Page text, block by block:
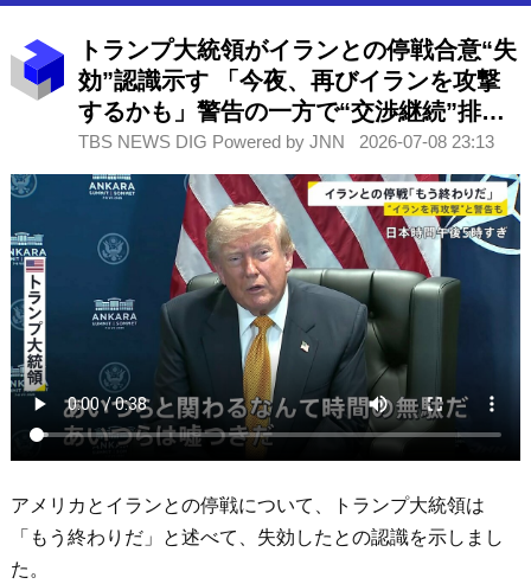
トランプ大統領がイランとの停戦合意“失
効”認識示す 「今夜、再びイランを攻撃
するかも」警告の一方で“交渉継続”排除
せず
TBS NEWS DIG Powered by JNN 2026-07-08 23:13
アメリカとイランとの停戦について、トランプ大統領は
「もう終わりだ」と述べて、失効したとの認識を示しまし
た。